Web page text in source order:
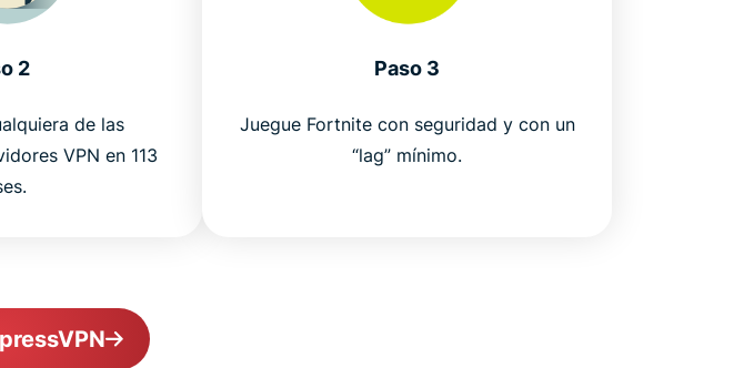
2
de las
VPN en 113
Paso 3
Juegue Fortnite con seguridad y con un
“lag” mínimo.